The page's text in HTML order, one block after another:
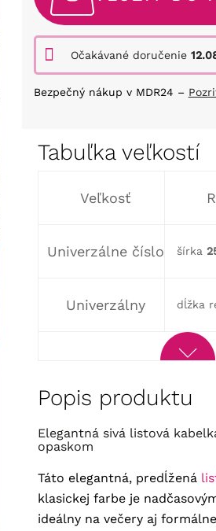
Očakávané doručenie
Bezpečný nákup v MDR24 –
Tabuľka veľkostí
Veľkosť
Univerzálne číslo šírka
Univerzálny dĺžka
Popis produktu
Elegantná sivá listová kabelka – matná, s
opaskom
Táto elegantná, predĺžená
klasickej farbe je
ideálny na večery aj